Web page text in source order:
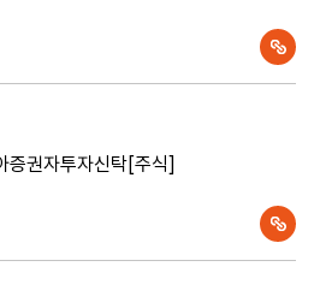
증권자투자신탁[주식]